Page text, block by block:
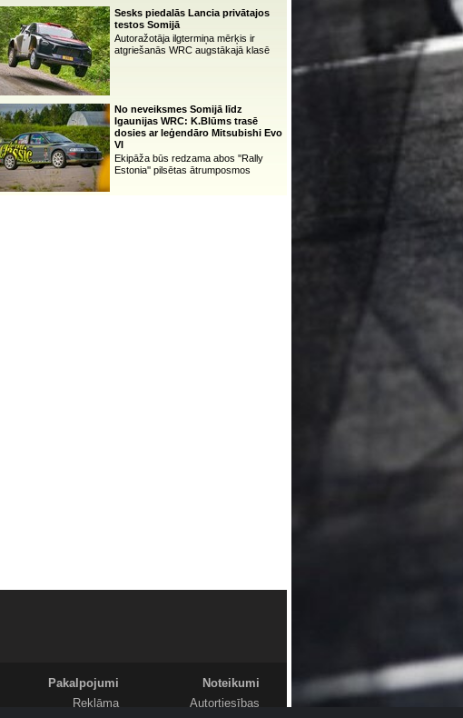
Sesks piedalās Lancia privātajos
testos Somijā
Autoražotāja ilgtermiņa mērķis ir
atgriešanās WRC augstākajā klasē
No neveiksmes Somijā līdz
Igaunijas WRC: K.Blūms trasē
dosies ar leģendāro Mitsubishi Evo
VI
Ekipāža būs redzama abos ''Rally
Estonia'' pilsētas ātrumposmos
Pakalpojumi
Reklāma
Noteikumi
Autortiesības